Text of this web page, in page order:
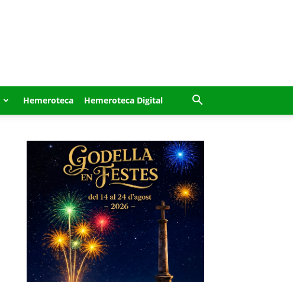
Hemeroteca Hemeroteca Digital